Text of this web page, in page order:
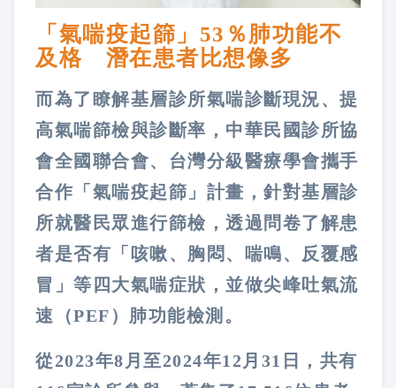
「氣喘疫起篩」53％肺功能不
及格 潛在患者比想像多
而為了瞭解基層診所氣喘診斷現況、提
高氣喘篩檢與診斷率，中華民國診所協
會全國聯合會、台灣分級醫療學會攜手
合作「氣喘疫起篩」計畫，針對基層診
所就醫民眾進行篩檢，透過問卷了解患
者是否有「咳嗽、胸悶、喘鳴、反覆感
冒」等四大氣喘症狀，並做尖峰吐氣流
速（PEF）肺功能檢測。
從2023年8月至2024年12月31日，共有